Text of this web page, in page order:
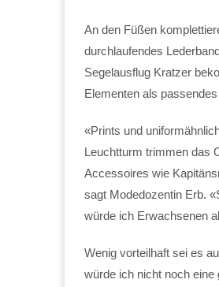
An den Füßen
durchlaufendes
Segelausflug Kratzer
Elementen als
«Prints und
Leuchtturm trimmen das
Accessoires wie
sagt Modedozentin Erb.
würde ich Erwachsenen
Wenig vorteilhaft sei es
würde ich nicht noch